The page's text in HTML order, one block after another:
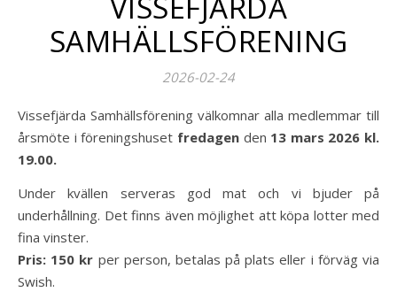
SAMHÄLLSFÖRENING
2026-02-24
Vissefjärda Samhällsförening välkomnar alla medlemmar till
årsmöte i föreningshuset fredagen den 13 mars 2026 kl.
19.00.
Under kvällen serveras god mat och vi bjuder på
underhållning. Det finns även möjlighet att köpa lotter med
fina vinster.
Pris: 150 kr per person, betalas på plats eller i förväg via
Swish.